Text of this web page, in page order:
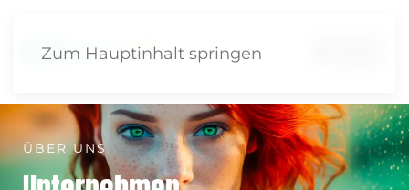
Zum Hauptinhalt springen
ÜBER UNS